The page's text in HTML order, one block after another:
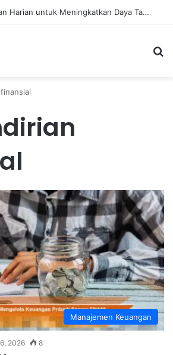
Strategi Kesehatan Harian untuk Meningkatkan Daya Tahan Tubuh dalam Beraktivitas
Manajemen Keuangan
2026 8